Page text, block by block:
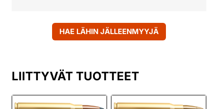
HAE LÄHIN JÄLLEENMYYJÄ
LIITTYVÄT TUOTTEET